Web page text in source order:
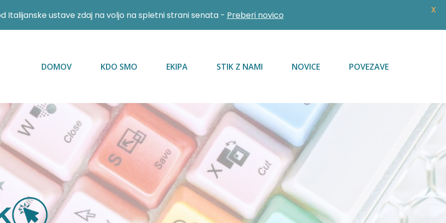
DOMOV KDO SMO EKIPA STIK Z NAMI NOVICE POVEZAVE
Italijanske ustave zdaj na voljo na spletni strani senata - Preberi novico X